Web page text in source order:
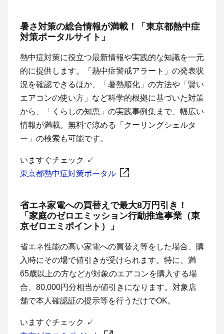
暑さ対策の総合情報が満載！「東京都熱中症
対策ポータルサイト」
熱中症対策に役立つ最新情報や実践的な知識を一元
的に提供します。「熱中症警戒アラート」の発表状
況を確認できるほか、「暑熱順化」の方法や「賢い
エアコンの使い方」など科学的根拠に基づいた対策
から、「くらしの知恵」の実践事例集まで、幅広い
情報が満載。無料で涼める「クーリングシェルタ
ー」の検索も可能です。
いますぐチェック ✓
東京都熱中症対策ポータル
省エネ家電への買替えで最大8万円引き！
「家庭のゼロエミッション行動推進事業（東
京ゼロエミポイント）」
省エネ性能の高い家電への買替え等をした場合、購
入時にその場で値引きが受けられます。特に、満
65歳以上の方などが対象のエアコンを購入する場
合、80,000円分相当が値引きになります。対象店
舗で本人確認証の提示等を行うだけでOK。
いますぐチェック ✓